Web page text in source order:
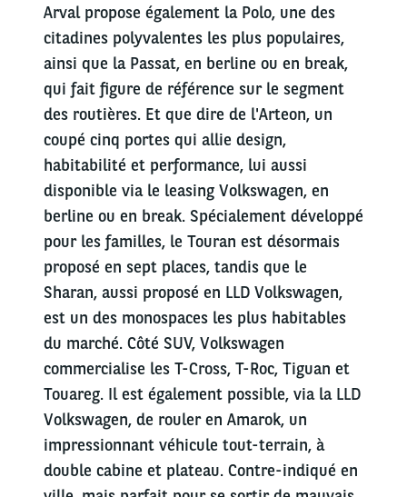
Arval propose également la Polo, une des
citadines polyvalentes les plus populaires,
ainsi que la Passat, en berline ou en break,
qui fait figure de référence sur le segment
des routières. Et que dire de l'Arteon, un
coupé cinq portes qui allie design,
habitabilité et performance, lui aussi
disponible via le leasing Volkswagen, en
berline ou en break. Spécialement développé
pour les familles, le Touran est désormais
proposé en sept places, tandis que le
Sharan, aussi proposé en LLD Volkswagen,
est un des monospaces les plus habitables
du marché. Côté SUV, Volkswagen
commercialise les T-Cross, T-Roc, Tiguan et
Touareg. Il est également possible, via la LLD
Volkswagen, de rouler en Amarok, un
impressionnant véhicule tout-terrain, à
double cabine et plateau. Contre-indiqué en